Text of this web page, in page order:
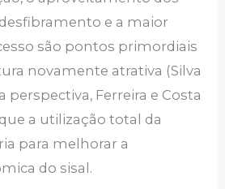
e a maior
são pontos primordiais
novamente atrativa (Silva
perspectiva, Ferreira e Costa
a utilização total da
para melhorar a
do sisal.